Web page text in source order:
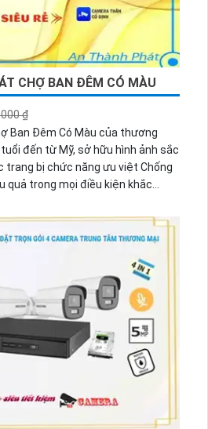
và dịch vụ chuyên nghiệp.
hôm nay để được tư vấn
CHỢ BAN ĐÊM CÓ MÀU
₫
Ban Đêm Có Màu của thương
đến từ Mỹ, sở hữu hình ảnh sắc
trang bị chức năng ưu việt Chống
quả trong mọi điều kiện khắc
của người Việt. Đảm bảo an
camera này không chỉ mang lại sự